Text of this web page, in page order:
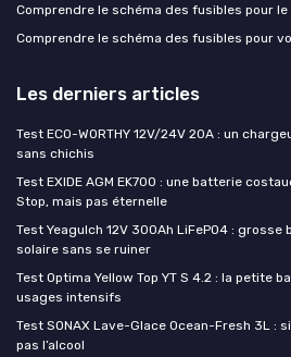
Comprendre le schéma des fusibles pour le
Comprendre le schéma des fusibles pour
Les derniers articles
Test ECO-WORTHY 12V/24V 20A : un
sans chichis
Test EXIDE AGM EK700 : une batterie
Stop, mais pas éternelle
Test Yeagulch 12V 300Ah LiFePO4 :
solaire sans se ruiner
Test Optima Yellow Top YT S 4.2 : la petite
usages intensifs
Test SONAX Lave-Glace Ocean-Fresh 3L :
pas l’alcool